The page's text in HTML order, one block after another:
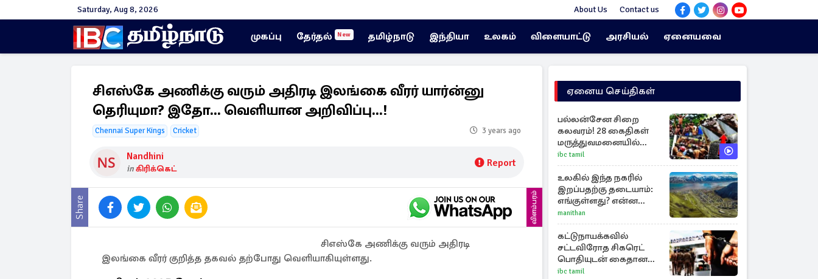
Saturday, Aug 8, 2026 About Us Contact us
முகப்பு தேர்தல் New தமிழ்நாடு இந்தியா உலகம் விளையாட்டு அரசியல் ஏனையவை
சிஎஸ்கே அணிக்கு வரும் அதிரடி இலங்கை வீரர் யார்ன்னு
தெரியுமா? இதோ... வெளியான அறிவிப்பு...!
Chennai Super Kings Cricket 3 years ago
Nandhini
inகிரிக்கெட் Report
Share விளம்பரம்
சிஎஸ்கே அணிக்கு வரும் அதிரடி
இலங்கை வீரர் குறித்த தகவல் தற்போது வெளியாகியுள்ளது.
ஏனைய செய்திகள்
பல்லன்சேன சிறை
கலவரம்! 28 கைதிகள்
மருத்துவமனையில்
அனுமதி
ibc tamil
உலகில் இந்த நகரில்
இறப்பதற்கு தடையாம்:
எங்குள்ளது? என்ன
காரணம் தெரியுமா?
manithan
கட்டுநாயக்கவில்
சட்டவிரோத சிகரெட்
பொதியுடன் கைதான
நபர்!
ibc tamil